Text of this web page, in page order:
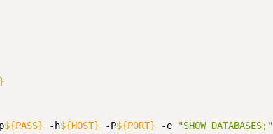
${PASS} -h${HOST} -P${PORT} -e "SHOW DATABASES;"